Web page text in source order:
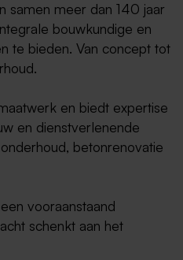
samen meer dan 140 jaar
bouwkundige en
te bieden. Van concept tot
en biedt expertise
en dienstverlenende
betonrenovatie
vooraanstaand
schenkt aan het